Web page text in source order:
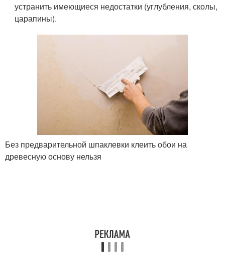
устранить имеющиеся недостатки (углубления, сколы,
царапины).
Без предварительной шпаклевки клеить обои на
древесную основу нельзя